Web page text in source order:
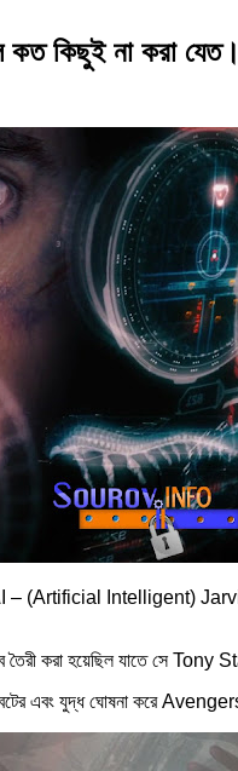
কিছুই না করা
– (Artificial Intelligent)
করা হয়েছিল যাতে সে Tony
এবং যুদ্ধ ঘোষনা করে